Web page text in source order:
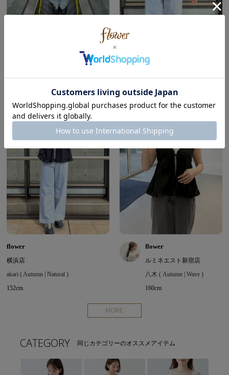
152cm
flower
akari ( Autumn | Natural )
152cm
flower
横浜店
akari ( Autumn | Natural )
152cm
flower
ルミネエスト新宿店
八木 ( Autumn | Wave )
160cm
MORE
CATEGORY 同じカテゴリーのオススメアイテム